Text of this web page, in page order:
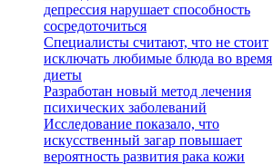
депрессия нарушает способность
сосредоточиться
Специалисты считают, что не стоит
исключать любимые блюда во время
диеты
Разработан новый метод лечения
психических заболеваний
Исследование показало, что
искусственный загар повышает
вероятность развития рака кожи